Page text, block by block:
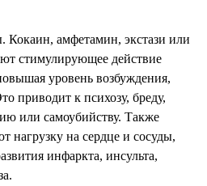
Кокаин, амфетамин, экстази или
стимулирующее действие
уровень возбуждения,
приводит к психозу, бреду,
или самоубийству. Также
нагрузку на сердце и сосуды,
инфаркта, инсульта,